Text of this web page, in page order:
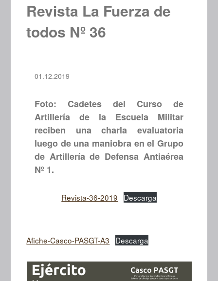
Revista La Fuerza de
todos Nº 36
01.12.2019
Foto: Cadetes del Curso de
Artillería de la Escuela Militar
reciben una charla evaluatoria
luego de una maniobra en el Grupo
de Artillería de Defensa Antiaérea
Nº 1.
Revista-36-2019 Descarga
Afiche-Casco-PASGT-A3 Descarga